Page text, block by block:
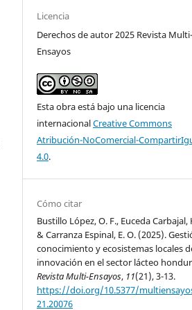
Licencia
Derechos de autor 2025 Revista Multi-
Ensayos
Esta obra está bajo una licencia
internacionalCreative Commons
Atribución-NoComercial-
4.0.
Cómo citar
Bustillo López, O. F., Euceda Carbajal,
& Carranza Espinal, E. O. (2025).
conocimiento y ecosistemas locales
innovación en el sector lácteo
Revista Multi-Ensayos, 11(21), 3-13.
https://doi.org/10.5377/
21.20076